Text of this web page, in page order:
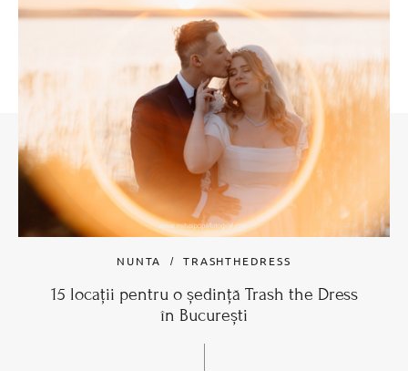
NUNTA TRASHTHEDRESS
15 locații pentru o ședință Trash the Dress
în București